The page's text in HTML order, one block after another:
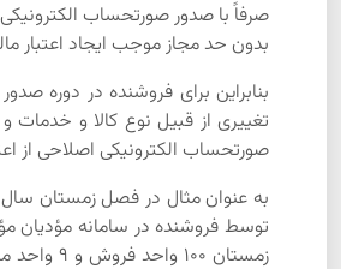
صرفاً با صدور صورتحساب
بدون حد مجاز موجب ایجاد اعتبار
بنابراین برای فروشنده در دوره
تغییری از قبیل نوع کالا و
صورتحساب الکترونیکی اصلاحی از
توسط فروشنده در سامانه مؤدیان